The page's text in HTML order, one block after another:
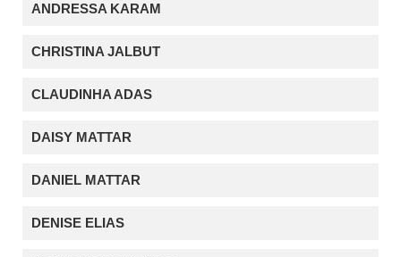
ANDRESSA KARAM
CHRISTINA JALBUT
CLAUDINHA ADAS
DAISY MATTAR
DANIEL MATTAR
DENISE ELIAS